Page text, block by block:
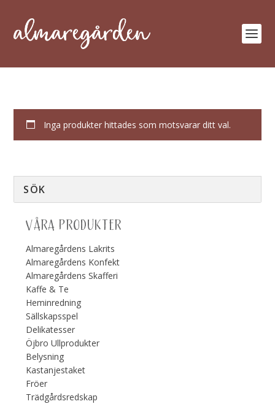
Inga produkter hittades som motsvarar ditt val.
VÅRA PRODUKTER
Almaregårdens Lakrits
Almaregårdens Konfekt
Almaregårdens Skafferi
Kaffe & Te
Heminredning
Sällskapsspel
Delikatesser
Öjbro Ullprodukter
Belysning
Kastanjestaket
Fröer
Trädgårdsredskap